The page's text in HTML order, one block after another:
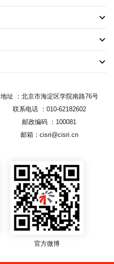
地址 ：北京市海淀区学院南路76号
联系电话 ：010-62182602
邮政编码 ：100081
邮箱：cisri@cisri.cn
官方微博